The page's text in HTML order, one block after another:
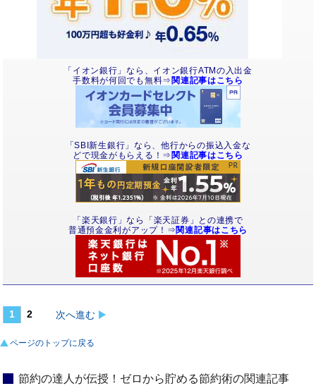
「イオン銀行」なら、イオン銀行ATMの入出金
手数料が何回でも無料⇒ 関連記事はこちら
「SBI新生銀行」なら、他行からの振込入金な
どで現金がもらえる！⇒ 関連記事はこちら
「楽天銀行」なら「楽天証券」との連携で
普通預金金利がアップ！⇒関連記事はこちら
1 2 次へ進む
ページのトップに戻る
節約の達人が伝授！ゼロから貯める節約術の関連記事